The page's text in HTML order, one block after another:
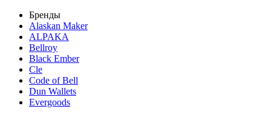
Бренды
Alaskan Maker
ALPAKA
Bellroy
Black Ember
Cle
Code of Bell
Dun Wallets
Evergoods